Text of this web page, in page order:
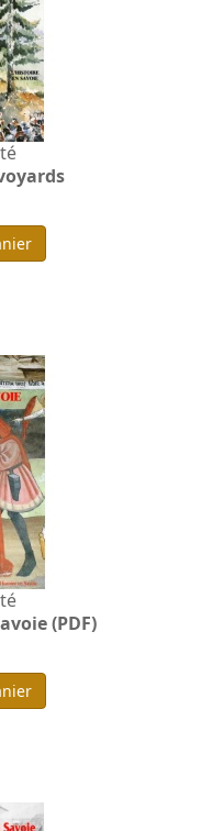
(PDF)